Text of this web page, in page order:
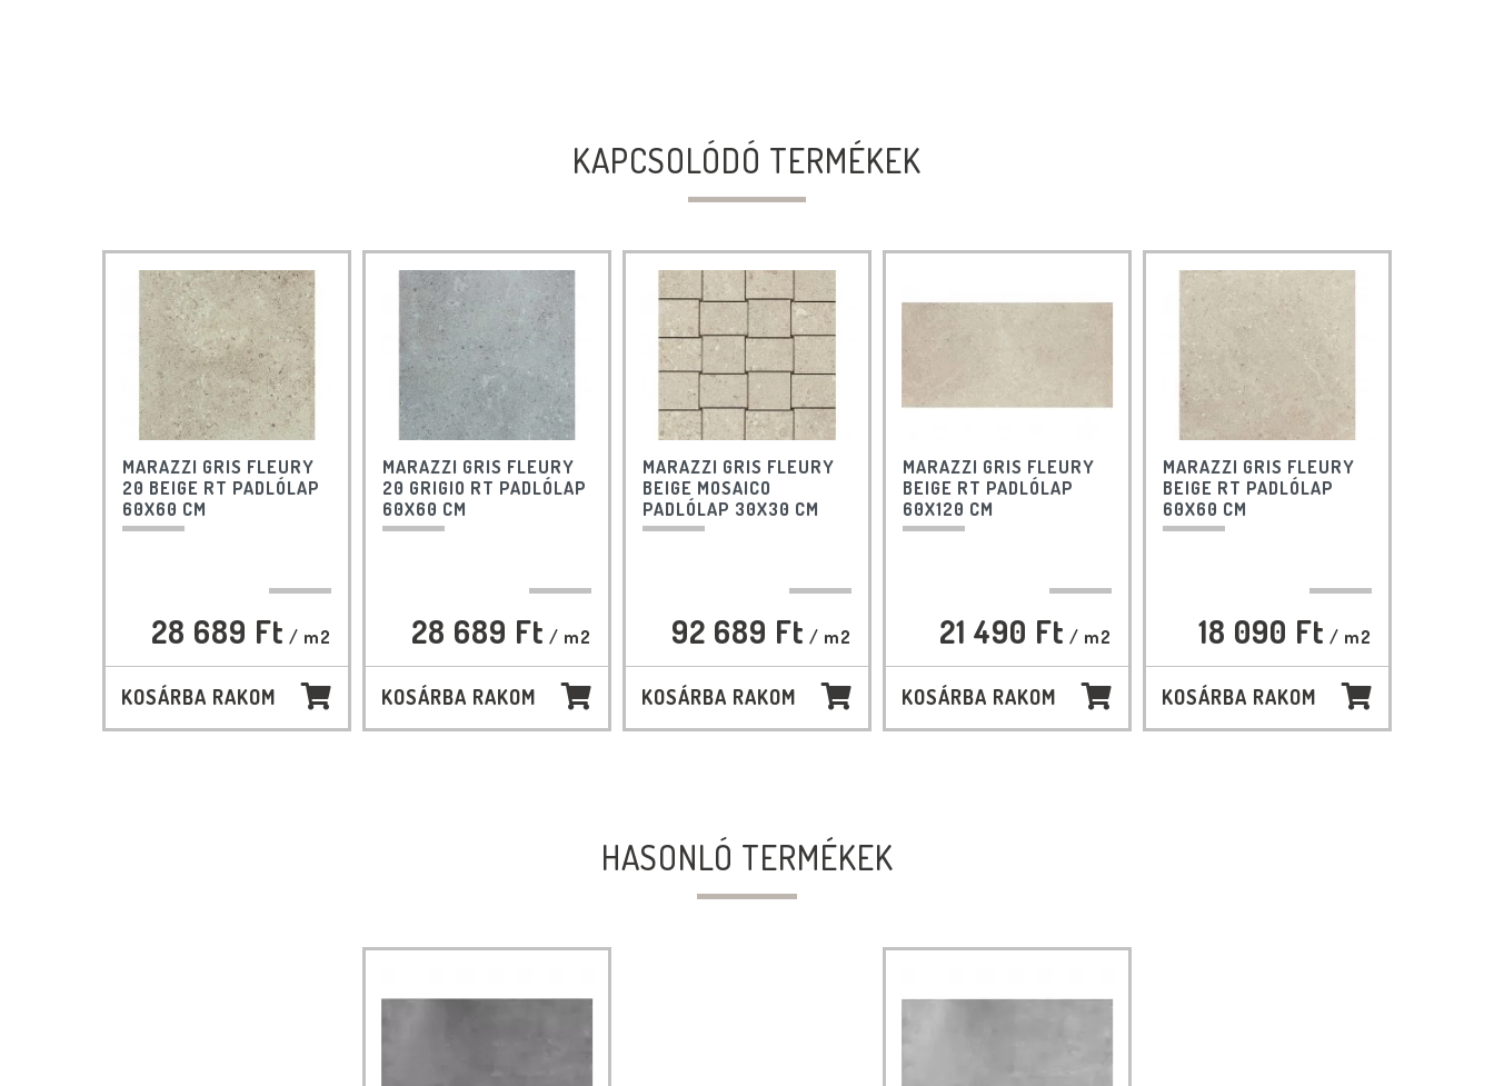
KAPCSOLÓDÓ TERMÉKEK
MARAZZI GRIS FLEURY
20 BEIGE RT PADLÓLAP
60X60 CM
28 689 Ft / m2
KOSÁRBA RAKOM
MARAZZI GRIS FLEURY
20 GRIGIO RT PADLÓLAP
60X60 CM
28 689 Ft / m2
KOSÁRBA RAKOM
MARAZZI GRIS FLEURY
BEIGE MOSAICO
PADLÓLAP 30X30 CM
92 689 Ft / m2
KOSÁRBA RAKOM
MARAZZI GRIS FLEURY
BEIGE RT PADLÓLAP
60X120 CM
21 490 Ft / m2
KOSÁRBA RAKOM
MARAZZI GRIS FLEURY
BEIGE RT PADLÓLAP
60X60 CM
18 090 Ft / m2
KOSÁRBA RAKOM
HASONLÓ TERMÉKEK